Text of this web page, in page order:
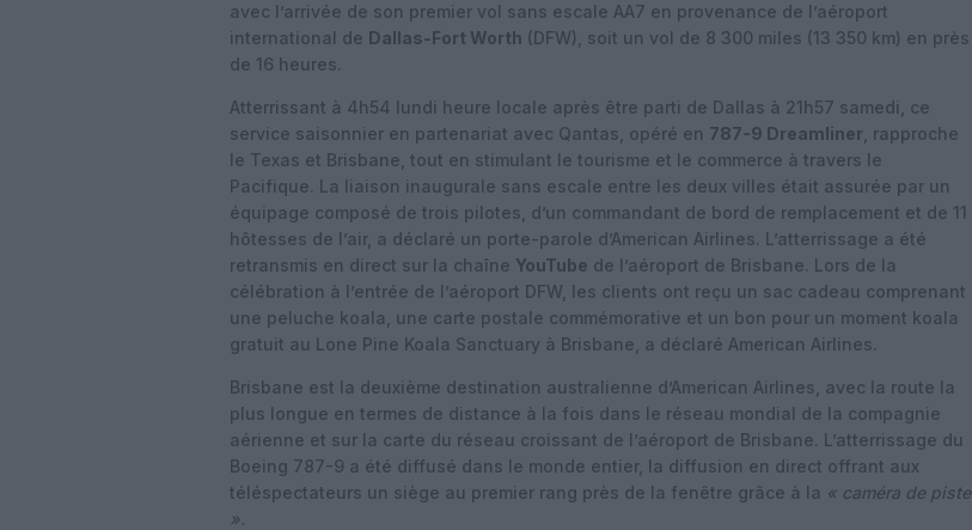
avec l’arrivée de son premier vol sans escale AA7 en provenance de l’aéroport
international de Dallas-Fort Worth (DFW), soit un vol de 8 300 miles (13 350 km) en près
de 16 heures.
Atterrissant à 4h54 lundi heure locale après être parti de Dallas à 21h57 samedi, ce
service saisonnier en partenariat avec Qantas, opéré en 787-9 Dreamliner , rapproche
le Texas et Brisbane, tout en stimulant le tourisme et le commerce à travers le
Pacifique. La liaison inaugurale sans escale entre les deux villes était assurée par un
équipage composé de trois pilotes, d’un commandant de bord de remplacement et de 11
hôtesses de l’air, a déclaré un porte-parole d’American Airlines. L’atterrissage a été
retransmis en direct sur la chaîne YouTube de l’aéroport de Brisbane. Lors de la
célébration à l’entrée de l’aéroport DFW, les clients ont reçu un sac cadeau comprenant
une peluche koala, une carte postale commémorative et un bon pour un moment koala
gratuit au Lone Pine Koala Sanctuary à Brisbane, a déclaré American Airlines.
Brisbane est la deuxième destination australienne d’American Airlines, avec la route la
plus longue en termes de distance à la fois dans le réseau mondial de la compagnie
aérienne et sur la carte du réseau croissant de l’aéroport de Brisbane. L’atterrissage du
Boeing 787-9 a été diffusé dans le monde entier, la diffusion en direct offrant aux
téléspectateurs un siège au premier rang près de la fenêtre grâce à la « caméra de piste
».